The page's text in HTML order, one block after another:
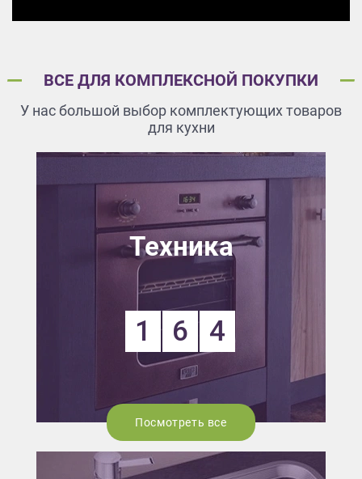
ВСЕ ДЛЯ КОМПЛЕКСНОЙ ПОКУПКИ
У нас большой выбор комплектующих товаров
для кухни
Техника
1 6 4
Посмотреть все